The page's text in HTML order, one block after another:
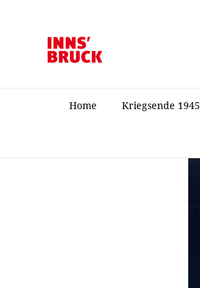
Home Kriegsende 1945